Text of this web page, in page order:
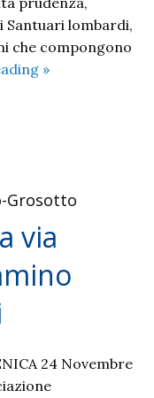
Santuari lombardi,
che compongono
E’
»
Grosotto
via
24 Novembre